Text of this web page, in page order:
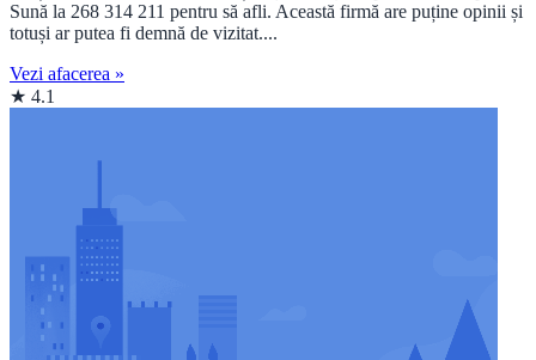
Sună la 268 314 211 pentru să afli. Această firmă are puține opinii și
totuși ar putea fi demnă de vizitat....
Vezi afacerea »
★ 4.1